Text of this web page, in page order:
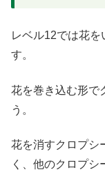
レベル12では花を
す。
花を巻き込む形で
う。
花を消すクロプシ
く、他のクロプシ